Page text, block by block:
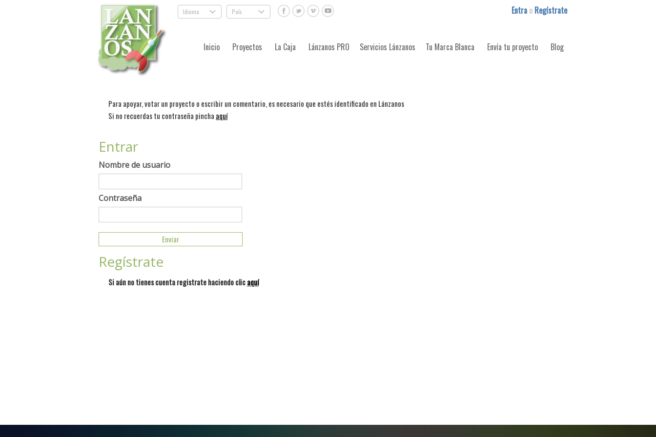
Idioma . País . Entra o Regístrate
Inicio Proyectos La Caja Lánzanos PRO Servicios Lánzanos Tu Marca Blanca Envía tu proyecto Blog
Para apoyar, votar un proyecto o escribir un comentario, es necesario que estés identificado en Lánzanos
Si no recuerdas tu contraseña pincha aquí
Entrar
Nombre de usuario
Contraseña
Regístrate
Si aún no tienes cuenta registrate haciendo clicaquí